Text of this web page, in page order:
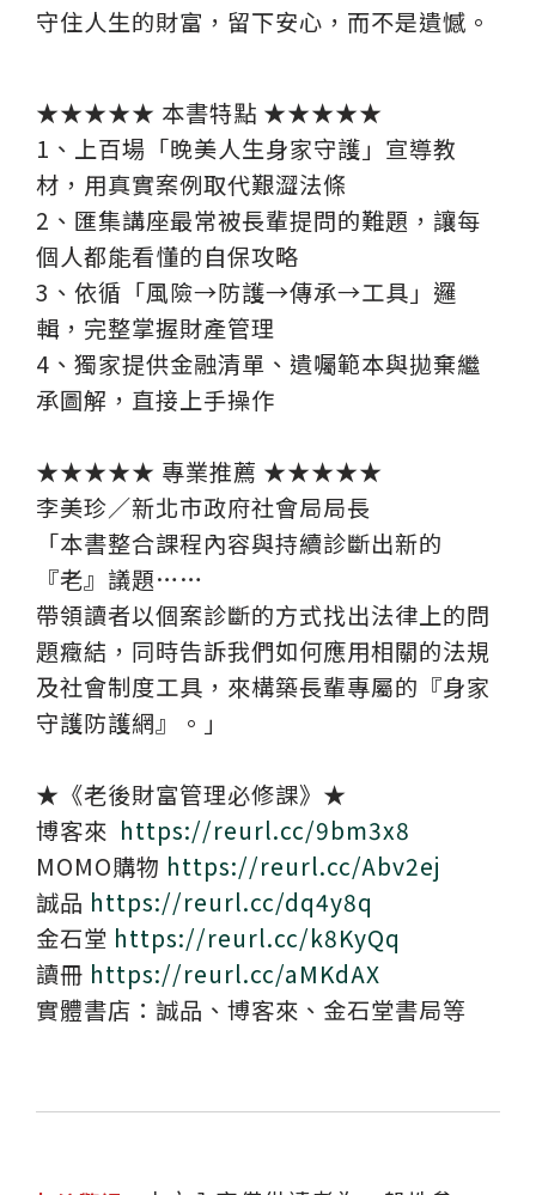
守住人生的財富，留下安心，而不是遺憾。
★★★★★ 本書特點 ★★★★★
1、上百場「晚美人生身家守護」宣導教
材，用真實案例取代艱澀法條
2、匯集講座最常被長輩提問的難題，讓每
個人都能看懂的自保攻略
3、依循「風險→防護→傳承→工具」邏
輯，完整掌握財產管理
4、獨家提供金融清單、遺囑範本與拋棄繼
承圖解，直接上手操作
★★★★★ 專業推薦 ★★★★★
李美珍／新北市政府社會局局長
「本書整合課程內容與持續診斷出新的
『老』議題……
帶領讀者以個案診斷的方式找出法律上的問
題癥結，同時告訴我們如何應用相關的法規
及社會制度工具，來構築長輩專屬的『身家
守護防護網』。」
★《老後財富管理必修課》★
博客來 https://reurl.cc/9bm3x8
MOMO購物 https://reurl.cc/Abv2ej
誠品 https://reurl.cc/dq4y8q
金石堂 https://reurl.cc/k8KyQq
讀冊 https://reurl.cc/aMKdAX
實體書店：誠品、博客來、金石堂書局等